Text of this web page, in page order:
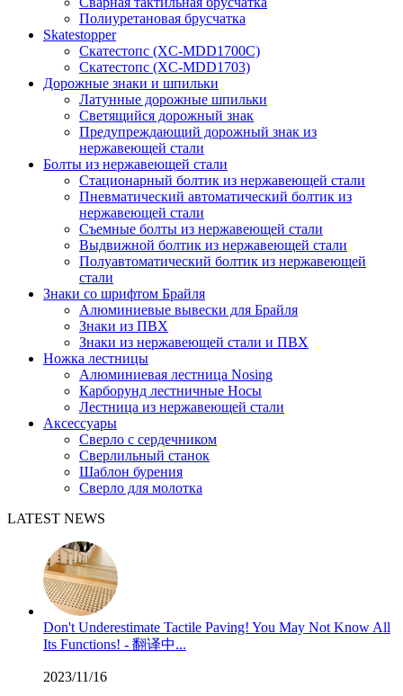
Полиуретановая брусчатка
Skatestopper
Скатестопс (XC-MDD1700C)
Скатестопс (XC-MDD1703)
Дорожные знаки и шпильки
Латунные дорожные шпильки
Светящийся дорожный знак
Предупреждающий дорожный знак из
нержавеющей стали
Болты из нержавеющей стали
Стационарный болтик из нержавеющей стали
Пневматический автоматический болтик из
нержавеющей стали
Съемные болты из нержавеющей стали
Выдвижной болтик из нержавеющей стали
Полуавтоматический болтик из нержавеющей
стали
Знаки со шрифтом Брайля
Алюминиевые вывески для Брайля
Знаки из ПВХ
Знаки из нержавеющей стали и ПВХ
Ножка лестницы
Алюминиевая лестница Nosing
Карборунд лестничные Носы
Лестница из нержавеющей стали
Аксессуары
Сверло с сердечником
Сверлильный станок
Шаблон бурения
Сверло для молотка
LATEST NEWS
Don't Underestimate Tactile Paving! You May Not Know All
Its Functions! - 翻译中...
2023/11/16